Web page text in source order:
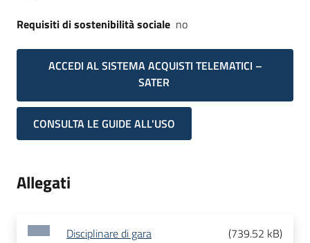
Requisiti di sostenibilità sociale no
ACCEDI AL SISTEMA ACQUISTI TELEMATICI –
SATER
CONSULTA LE GUIDE ALL'USO
Allegati
Disciplinare di gara (739.52 kB)